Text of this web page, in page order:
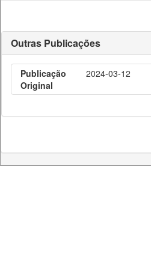
Outras Publicações
Publicação
Original
2024-03-12